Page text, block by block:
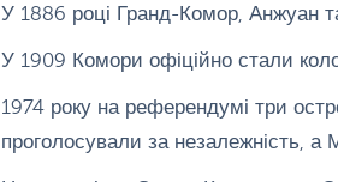
У 1886 році Гранд-Комор, Анжуан
У 1909 Комори офіційно стали
1974 року на референдумі три
проголосували за незалежність,